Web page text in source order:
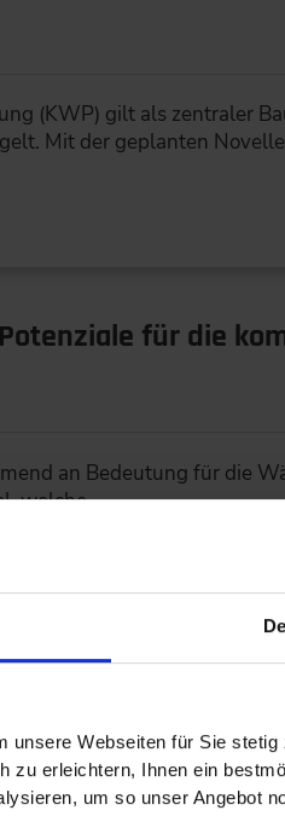
unsere Webseiten für Sie
zu erleichtern, Ihnen ein
um so unser Angebot
(KWP) gilt als zentraler
Mit der geplanten
für die
an Bedeutung für die
welche…